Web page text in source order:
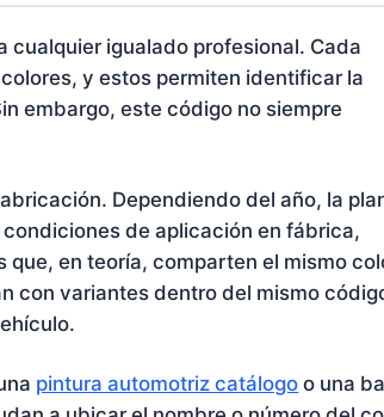
cualquier igualado profesional. Cada
y estos permiten identificar la
embargo, este código no siempre
Dependiendo del año, la
de aplicación en fábrica,
en teoría, comparten el mismo
con variantes dentro del mismo
pintura automotriz catálogo o una